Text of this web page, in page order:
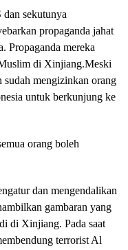
sekutunya
propaganda jahat
Propaganda mereka
di Xinjiang.Meski
sudah mengizinkan orang
untuk berkunjung ke
orang boleh
dan mengendalikan
gambaran yang
di Xinjiang. Pada saat
terrorist Al